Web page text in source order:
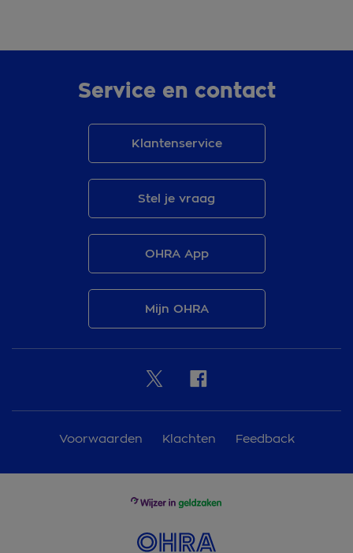
Service en contact
Klantenservice
Stel je vraag
OHRA App
Mijn OHRA
Voorwaarden Klachten Feedback